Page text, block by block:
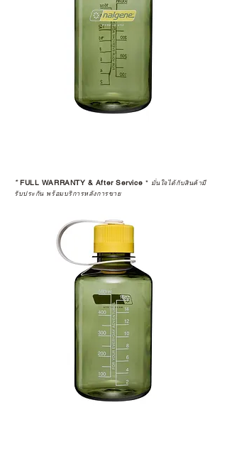
*FULL WARRANTY & After Service * มั่นใจได้กับสินค้ามี
รับประกัน พร้อมบริการหลังการขาย